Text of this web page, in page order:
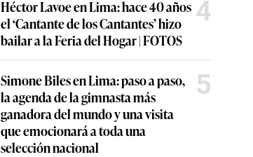
Héctor Lavoe en Lima: hace 40 años
el ‘Cantante de los Cantantes’ hizo
bailar a la Feria del Hogar | FOTOS
4
Simone Biles en Lima: paso a paso,
la agenda de la gimnasta más
ganadora del mundo y una visita
que emocionará a toda una
selección nacional
5